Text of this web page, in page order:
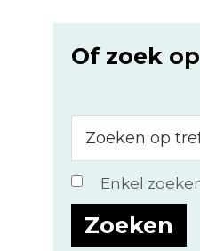
Of zoek op
op
trefwoord
of
auteur...
Enkel